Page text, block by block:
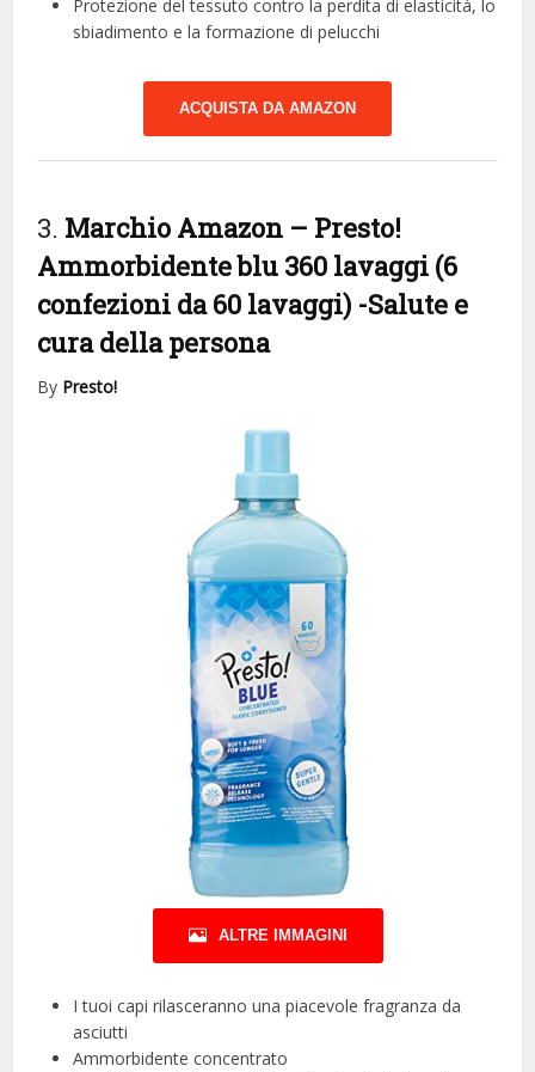
Protezione del tessuto contro la perdita di elasticità, lo
sbiadimento e la formazione di pelucchi
ACQUISTA DA AMAZON
3. Marchio Amazon – Presto!
Ammorbidente blu 360 lavaggi (6
confezioni da 60 lavaggi) -Salute e
cura della persona
By Presto!
ALTRE IMMAGINI
I tuoi capi rilasceranno una piacevole fragranza da
asciutti
Ammorbidente concentrato